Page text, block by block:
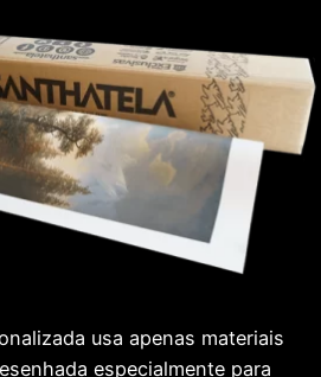
usa apenas materiais
especialmente para